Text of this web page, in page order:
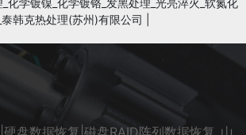
泰韩克热处理(苏州)有限公司
盘数据恢复|磁盘RAID阵列数据恢复_山